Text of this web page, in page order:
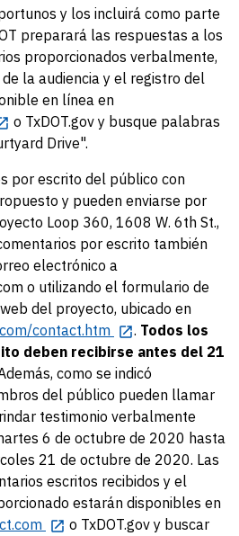
y los incluirá como parte
preparará las respuestas a los
proporcionados verbalmente,
la audiencia y el registro del
en línea en
o TxDOT.gov y busque palabras
Drive".
por escrito del público con
y pueden enviarse por
Loop 360, 1608 W. 6th St.,
por escrito también
electrónico a
o utilizando el formulario de
del proyecto, ubicado en
contact.htm
. Todos los
deben recibirse antes del 21
como se indicó
del público pueden llamar
testimonio verbalmente
6 de octubre de 2020 hasta
21 de octubre de 2020. Las
escritos recibidos y el
estarán disponibles en
o TxDOT.gov y buscar